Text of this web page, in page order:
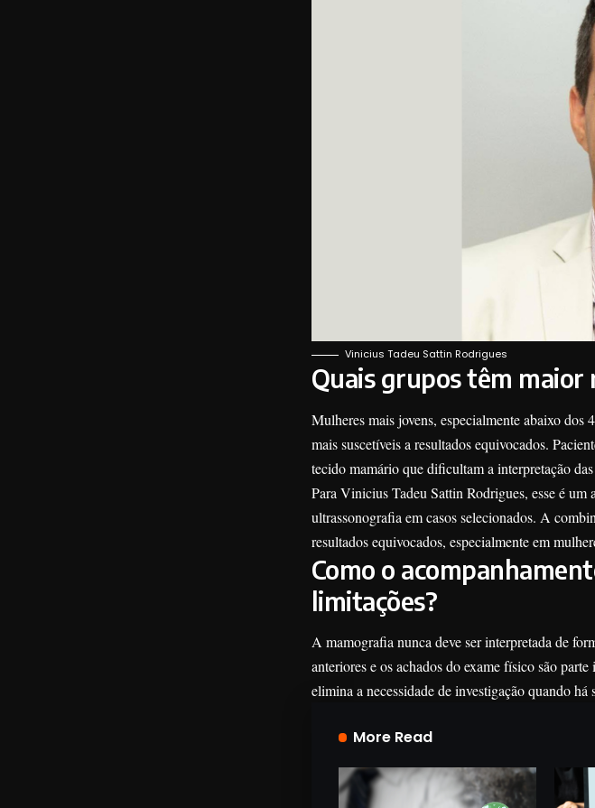
Vinicius Tadeu Sattin Rodrigues
Quais grupos têm maior
Mulheres mais jovens, especialmente abaixo dos
mais suscetíveis a resultados equivocados.
tecido mamário que dificultam a interpretação
Para Vinicius Tadeu Sattin Rodrigues, esse é
ultrassonografia em casos selecionados. A
resultados equivocados, especialmente em
Como o
limitações?
A mamografia nunca deve ser interpretada de
anteriores e os achados do exame físico são
elimina a necessidade de investigação quando há
More Read